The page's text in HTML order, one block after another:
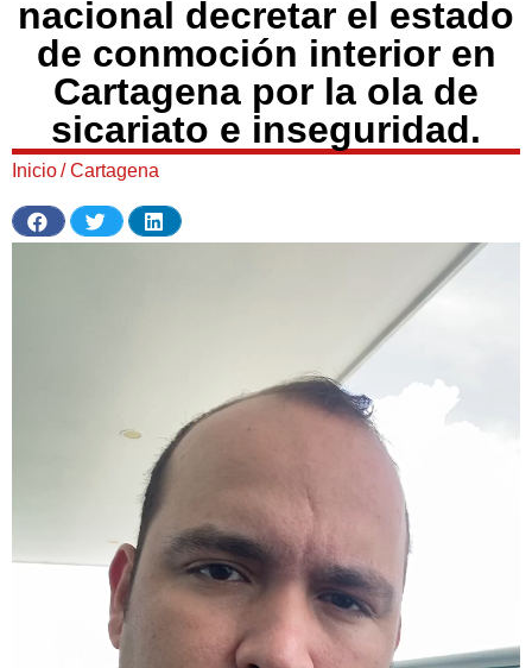
nacional decretar el estado
de conmoción interior en
Cartagena por la ola de
sicariato e inseguridad.
Inicio/ Cartagena